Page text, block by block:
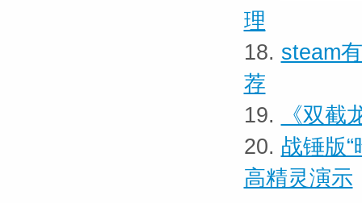
理
18. steam
荐
19.
《双截
20. 战锤版
高精灵演示